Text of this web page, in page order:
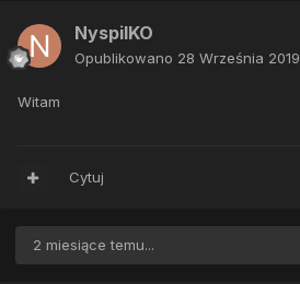
NyspilKO
Opublikowano 28 Września 2019
Witam
Cytuj
2 miesiące temu...